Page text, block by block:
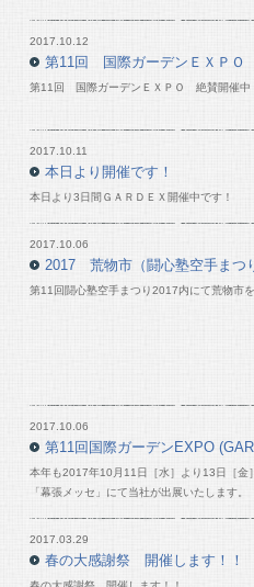
2017.10.12
第11回 国際ガーデンＥＸＰＯ
第11回 国際ガーデンＥＸＰＯ 絶賛開催中
2017.10.11
本日より開催です！
本日より3日間ＧＡＲＤＥＸ開催中です！
2017.10.06
2017 荒物市（闘心塾空手まつ
第11回闘心塾空手まつり2017内にて荒物市
2017.10.06
第11回国際ガーデンEXPO
本年も2017年10月11日［水］より13日［金
「幕張メッセ」にて当社が出展いたします。
2017.03.29
春の大感謝祭 開催します！！